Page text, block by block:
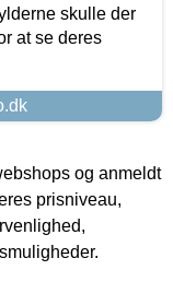
skulle der
at se deres
og anmeldt
prisniveau,